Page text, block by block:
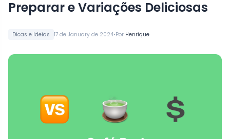
Dicas e Ideias 17 de January de 2024•Por Henrique
Preparar e Variações Deliciosas